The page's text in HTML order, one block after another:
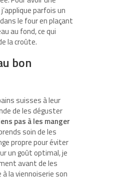
parfois un
le four en plaçant
au fond, ce qui
la croûte.
bon
suisses à leur
de les déguster
pas à les manger
soin de les
propre pour éviter
un goût optimal, je
avant de les
à la viennoiserie son